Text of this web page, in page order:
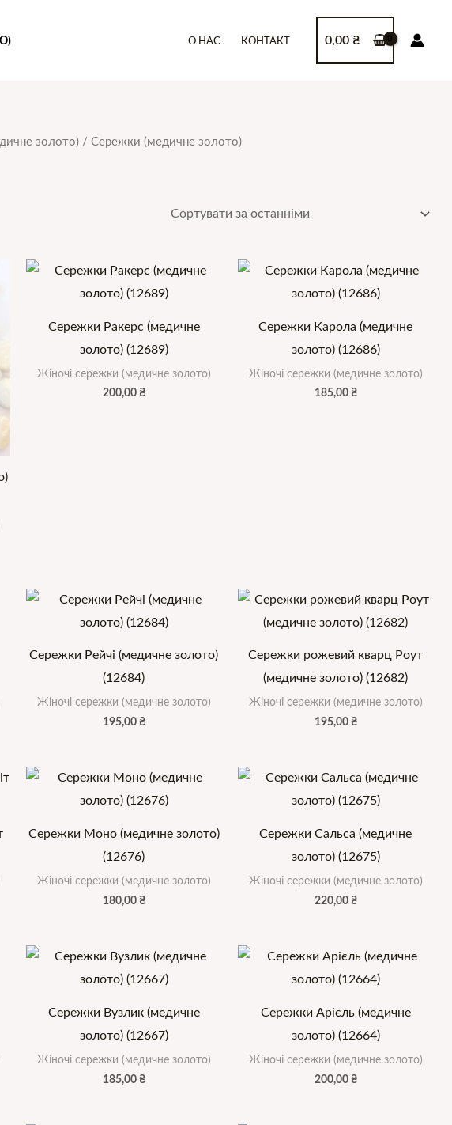
О НАС КОНТАКТ 0,00 ₴
золото) / Сережки (медичне золото)
Сережки Ракерс (медичне
золото) (12689)
Жіночі сережки (медичне золото)
200,00 ₴
Сережки Карола (медичне
золото) (12686)
Жіночі сережки (медичне золото)
185,00 ₴
Сережки Рейчі (медичне золото)
(12684)
Жіночі сережки (медичне золото)
195,00 ₴
Сережки рожевий кварц Роут
(медичне золото) (12682)
Жіночі сережки (медичне золото)
195,00 ₴
Сережки Моно (медичне золото)
(12676)
Жіночі сережки (медичне золото)
180,00 ₴
Сережки Сальса (медичне
золото) (12675)
Жіночі сережки (медичне золото)
220,00 ₴
Сережки Вузлик (медичне
золото) (12667)
Жіночі сережки (медичне золото)
185,00 ₴
Сережки Арієль (медичне
золото) (12664)
Жіночі сережки (медичне золото)
200,00 ₴